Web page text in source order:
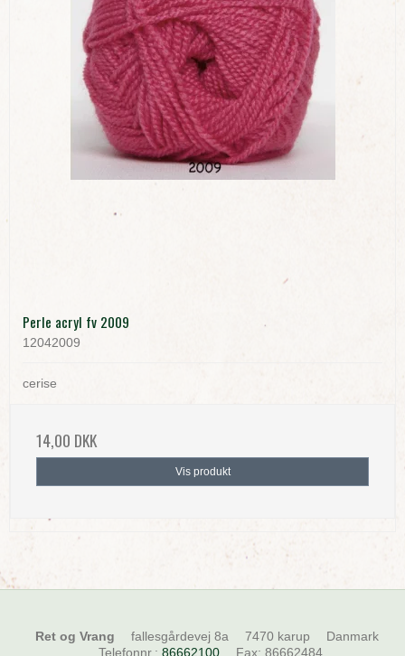
Perle acryl fv 2009
12042009
cerise
14,00 DKK
Vis produkt
Ret og Vrang fallesgårdevej 8a 7470 karup
Danmark
Telefonnr. : 86662100 Fax: 86662484